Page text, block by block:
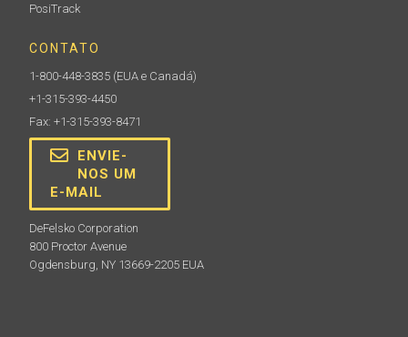
PosiTrack
CONTATO
1-800-448-3835 (EUA e Canadá)
+1-315-393-4450
Fax: +1-315-393-8471
ENVIE-
NOS UM
E-MAIL
DeFelsko Corporation
800 Proctor Avenue
Ogdensburg, NY 13669-2205 EUA